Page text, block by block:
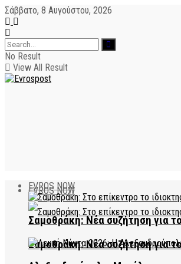
Σάββατο, 8 Αυγούστου, 2026
No Result
View All Result
EVROS NOW
Σαμοθράκη: Νέα συζήτηση για
EVROS NOW
Σαμοθράκη: Νέα συζήτηση για